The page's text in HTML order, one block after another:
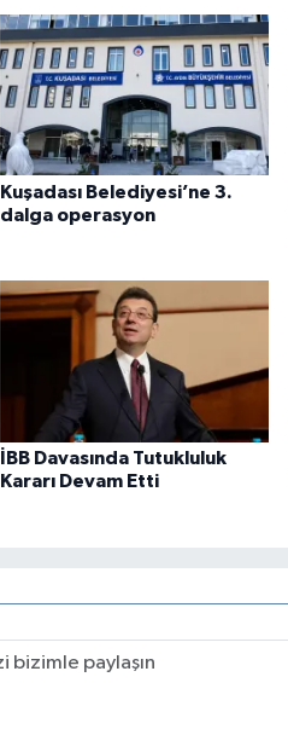
Kuşadası Belediyesi’ne 3.
dalga operasyon
İBB Davasında Tutukluluk
Kararı Devam Etti